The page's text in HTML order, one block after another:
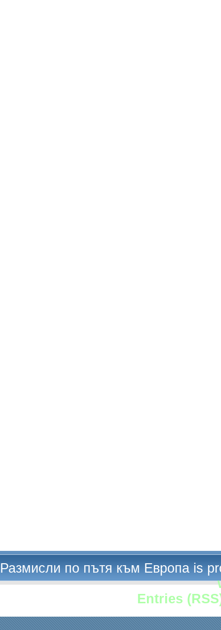
Размисли по пътя към Европа is
Entries